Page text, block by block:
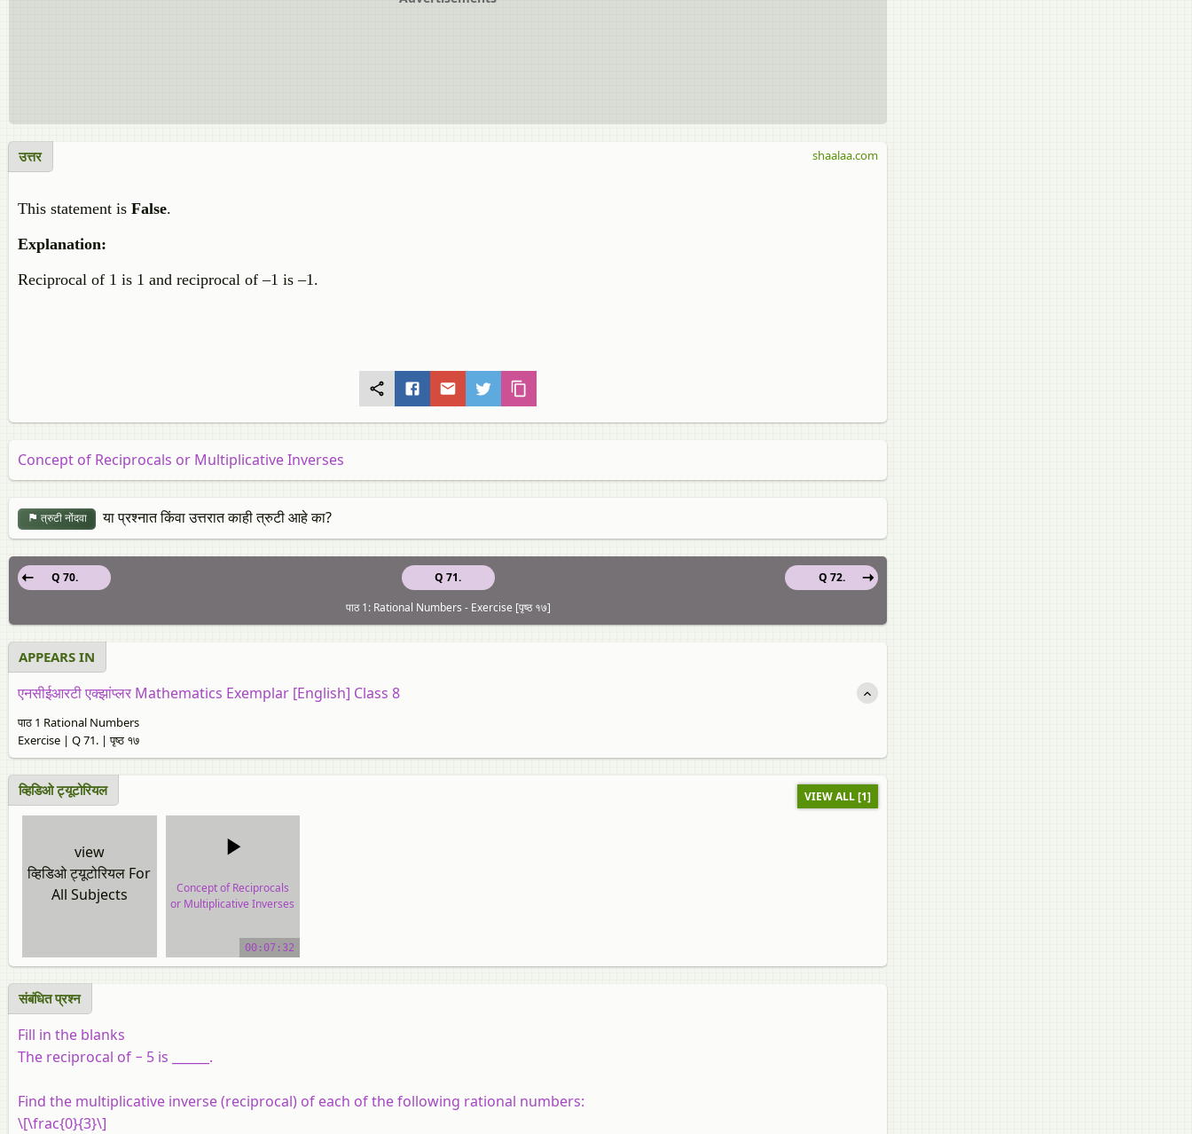
उत्तर
This statement is False.
Explanation:
Reciprocal of 1 is 1 and reciprocal of –1 is –1.
shaalaa.com
Concept of Reciprocals or Multiplicative Inverses
त्रुटी नोंदवा या प्रश्नात किंवा उत्तरात काही त्रुटी आहे का?
Q 71.
Q 70.
Q 72.
पाठ 1: Rational Numbers - Exercise [पृष्ठ १७]
APPEARS IN
एनसीईआरटी एक्झांप्लर Mathematics Exemplar [English] Class 8
पाठ 1 Rational Numbers
Exercise | Q 71. | पृष्ठ १७
व्हिडिओ ट्यूटोरियल VIEW ALL [1]
view
व्हिडिओ ट्यूटोरियल For
All Subjects
Concept of Reciprocals
or Multiplicative Inverses
video tutorial
00:07:32
संबंधित प्रश्‍न
Fill in the blanks
The reciprocal of − 5 is ______.
Find the multiplicative inverse (reciprocal) of each of the following rational numbers:
\[\frac{0}{3}\]